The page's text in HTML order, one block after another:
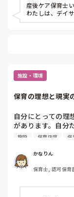
産後ケア保育士
施設・環境
保育の理想と現実
自分にとっての理
があります。自分
りますよね。仕事
う時はどのように
施設 保育内容 保
かなりん
保育士, 認可保育